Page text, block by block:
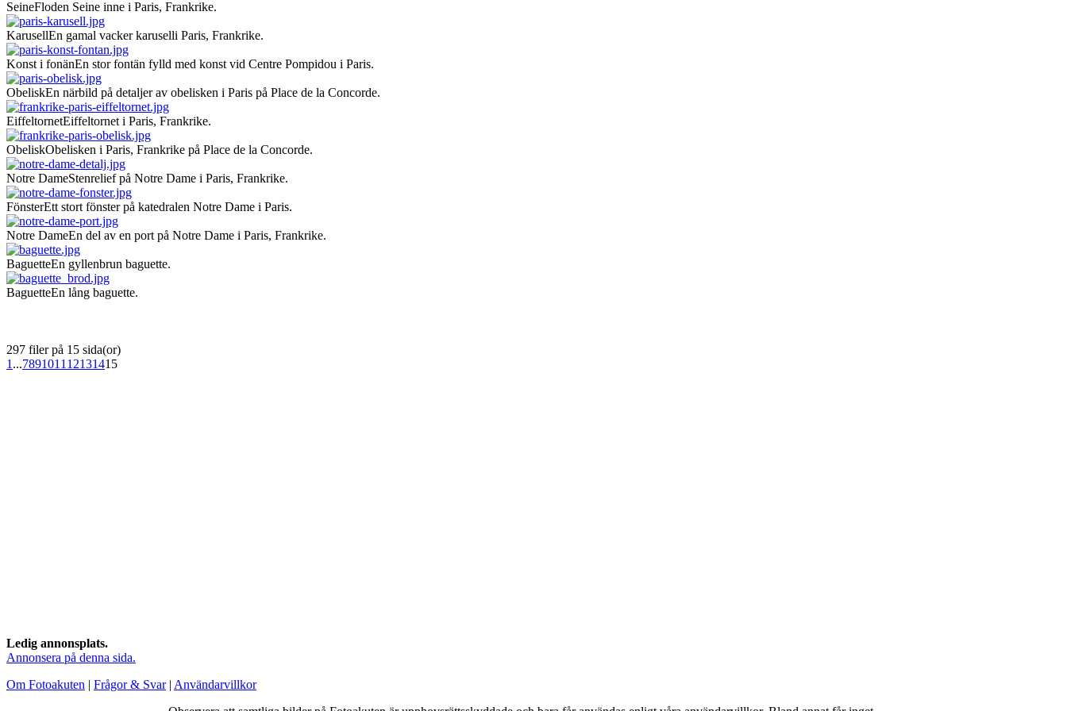
SeineFloden Seine inne i Paris, Frankrike.
KarusellEn gamal vacker karuselli Paris, Frankrike.
Konst i fonänEn stor fontän fylld med konst vid Centre Pompidou i Paris.
ObeliskEn närbild på detaljer av obelisken i Paris på Place de la Concorde.
EiffeltornetEiffeltornet i Paris, Frankrike.
ObeliskObelisken i Paris, Frankrike på Place de la Concorde.
Notre DameStenrelief på Notre Dame i Paris, Frankrike.
FönsterEtt stort fönster på katedralen Notre Dame i Paris.
Notre DameEn del av en port på Notre Dame i Paris, Frankrike.
BaguetteEn gyllenbrun baguette.
BaguetteEn lång baguette.
297 filer på 15 sida(or)
1 ...7891011 12131415
Ledig annonsplats.
Annonsera på denna sida.
Om Fotoakuten | Frågor & Svar| Användarvillkor